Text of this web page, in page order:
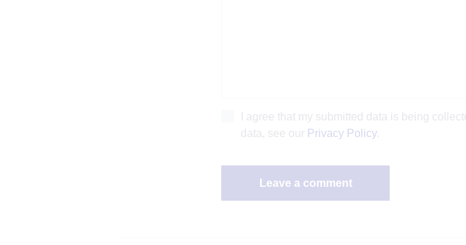
I agree that my submitted data is being
data, see our Privacy Policy.